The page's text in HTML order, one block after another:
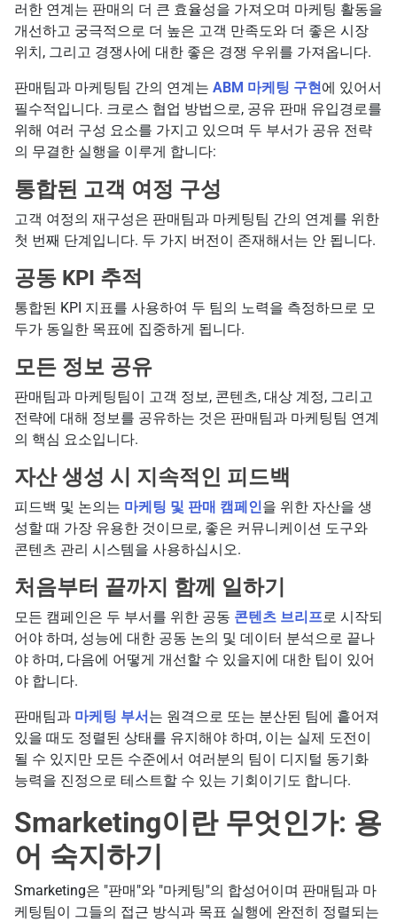
러한 연계는 판매의 더 큰 효율성을 가져오며 마케팅 활동을
개선하고 궁극적으로 더 높은 고객 만족도와 더 좋은 시장
위치, 그리고 경쟁사에 대한 좋은 경쟁 우위를 가져옵니다.
판매팀과 마케팅팀 간의 연계는 ABM 마케팅 구현에 있어서
필수적입니다. 크로스 협업 방법으로, 공유 판매 유입경로를
위해 여러 구성 요소를 가지고 있으며 두 부서가 공유 전략
의 무결한 실행을 이루게 합니다:
통합된 고객 여정 구성
고객 여정의 재구성은 판매팀과 마케팅팀 간의 연계를 위한
첫 번째 단계입니다. 두 가지 버전이 존재해서는 안 됩니다.
공동 KPI 추적
통합된 KPI 지표를 사용하여 두 팀의 노력을 측정하므로 모
두가 동일한 목표에 집중하게 됩니다.
모든 정보 공유
판매팀과 마케팅팀이 고객 정보, 콘텐츠, 대상 계정, 그리고
전략에 대해 정보를 공유하는 것은 판매팀과 마케팅팀 연계
의 핵심 요소입니다.
자산 생성 시 지속적인 피드백
피드백 및 논의는 마케팅 및 판매 캠페인을 위한 자산을 생
성할 때 가장 유용한 것이므로, 좋은 커뮤니케이션 도구와
콘텐츠 관리 시스템을 사용하십시오.
처음부터 끝까지 함께 일하기
모든 캠페인은 두 부서를 위한 공동 콘텐츠 브리프로 시작되
어야 하며, 성능에 대한 공동 논의 및 데이터 분석으로 끝나
야 하며, 다음에 어떻게 개선할 수 있을지에 대한 팁이 있어
야 합니다.
판매팀과 마케팅 부서 는 원격으로 또는 분산된 팀에 흩어져
있을 때도 정렬된 상태를 유지해야 하며, 이는 실제 도전이
될 수 있지만 모든 수준에서 여러분의 팀이 디지털 동기화
능력을 진정으로 테스트할 수 있는 기회이기도 합니다.
Smarketing이란 무엇인가: 용
어 숙지하기
Smarketing은 "판매"와 "마케팅"의 합성어이며 판매팀과 마
케팅팀이 그들의 접근 방식과 목표 실행에 완전히 정렬되는